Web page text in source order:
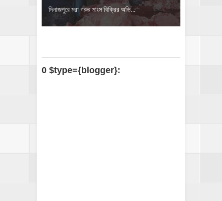
দিনাজপুরে মরা গরুর মাংস বিক্রির অভি...
0 $type={blogger}: